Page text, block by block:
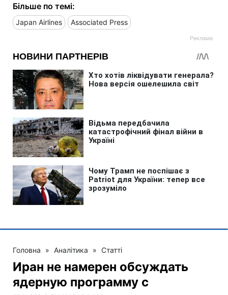
Більше по темі:
Japan Airlines Associated Press
Головна » Аналітика » Статті
Иран не намерен обсуждать
ядерную программу с